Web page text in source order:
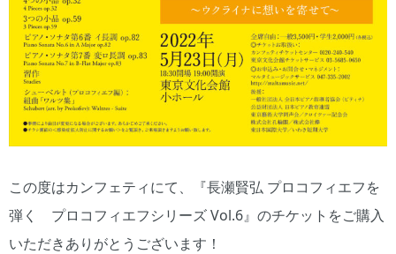
この度はカンフェティにて、『長瀬賢弘 プロコフィエフを
弾く プロコフィエフシリーズ Vol.6』のチケットをご購入
いただきありがとうございます！